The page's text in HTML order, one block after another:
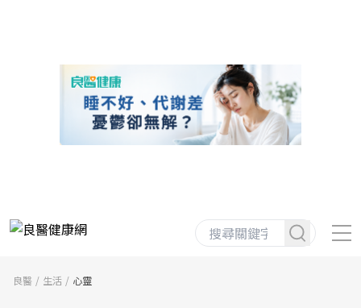
良醫 生活 心靈